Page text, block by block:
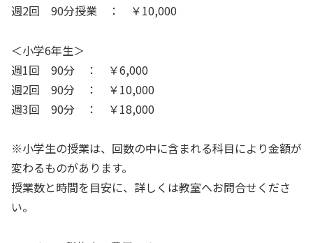
週2回 90分授業 ： ￥10,000
＜小学6年生＞
週1回 90分 ： ￥6,000
週2回 90分 ： ￥10,000
週3回 90分 ： ￥18,000
※小学生の授業は、回数の中に含まれる科目により金額が
変わるものがあります。
授業数と時間を目安に、詳しくは教室へお問合せくださ
い。